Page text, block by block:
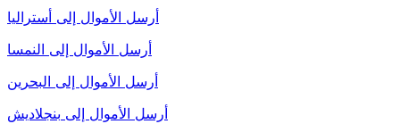
أرسل الأموال إلى أستراليا
أرسل الأموال إلى النمسا
أرسل الأموال إلى البحرين
أرسل الأموال إلى بنجلاديش